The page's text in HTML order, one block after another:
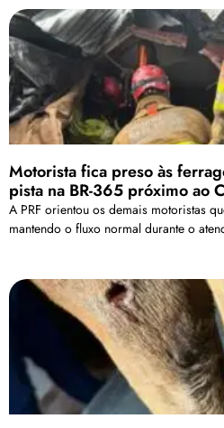
Motorista fica preso às
pista na BR-365 próximo ao
A PRF orientou os demais motoristas
mantendo o fluxo normal durante o